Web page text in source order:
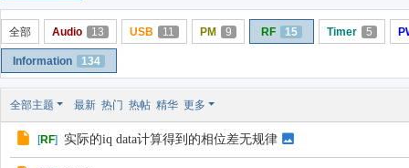
论
坛全部 Audio 13 USB 11 PM 9 RF 15 Timer 5
Information 134
全部主题 最新 热门 热帖 精华 更多
[RF] 实际的iq data计算得到的相位差无规律